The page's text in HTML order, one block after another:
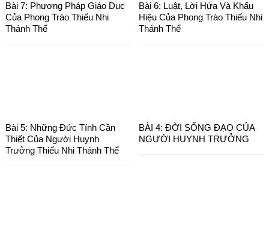
Bài 7: Phương Pháp Giáo Dục
Của Phong Trào Thiếu Nhi
Thánh Thể
Bài 6: Luật, Lời Hứa Và Khẩu
Hiệu Của Phong Trào Thiếu Nhi
Thánh Thể
Bài 5: Những Đức Tính Cần
Thiết Của Người Huynh
Trưởng Thiếu Nhi Thánh Thể
BÀI 4: ĐỜI SỐNG ĐẠO CỦA
NGƯỜI HUYNH TRƯỞNG